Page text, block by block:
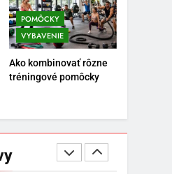
POMÔCKY
VYBAVENIE
Ako kombinovať rôzne
tréningové pomôcky
VYBAVENIE
doplnky pre
na dlhé
Adrián dobýva
siete vášňou pre
a brankársky post –